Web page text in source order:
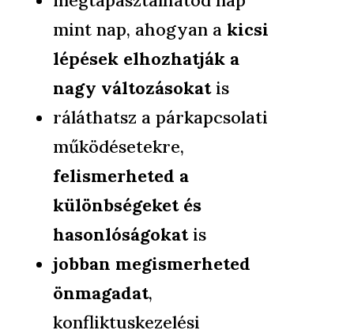
mint nap, ahogyan a kicsi
lépések elhozhatják a
nagy változásokatis
ráláthatsz a párkapcsolati
működésetekre,
felismerheted a
különbségeket és
hasonlóságokatis
jobban megismerheted
önmagadat,
konfliktuskezelési